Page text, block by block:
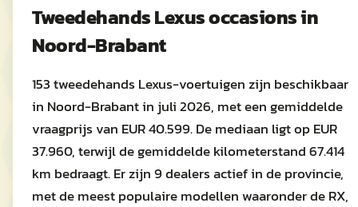
TweedehandsLexusoccasions in
Noord-Brabant
153 tweedehands Lexus-voertuigen zijn beschikbaar
in Noord-Brabant in juli 2026, met een gemiddelde
vraagprijs van EUR 40.599. De mediaan ligt op EUR
37.960, terwijl de gemiddelde kilometerstand 67.414
km bedraagt. Er zijn 9 dealers actief in de provincie,
met de meest populaire modellen waaronder de RX,